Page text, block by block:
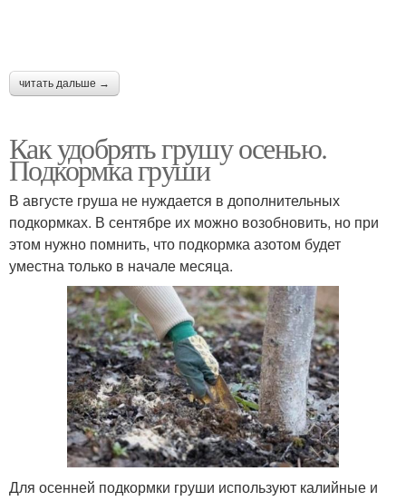
читать дальше →
Как удобрять грушу осенью.
Подкормка груши
В августе груша не нуждается в дополнительных
подкормках. В сентябре их можно возобновить, но при
этом нужно помнить, что подкормка азотом будет
уместна только в начале месяца.
Для осенней подкормки груши используют калийные и